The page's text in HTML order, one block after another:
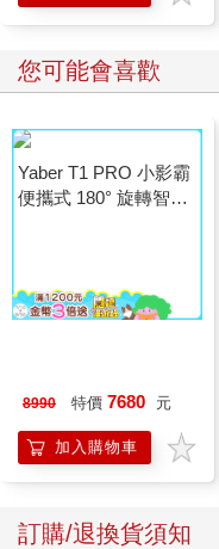
學方法
您可能會喜歡
投影機
8990 特價 7680 元
加入購物車
訂購/退換貨須知